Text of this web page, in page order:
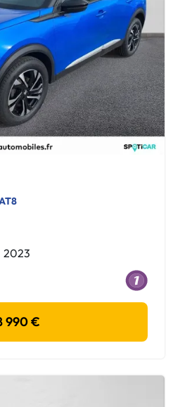
2023
990 €